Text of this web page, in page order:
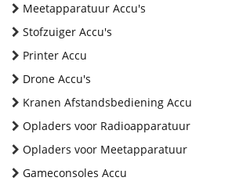
Meetapparatuur Accu's
Stofzuiger Accu's
Printer Accu
Drone Accu's
Kranen Afstandsbediening Accu
Opladers voor Radioapparatuur
Opladers voor Meetapparatuur
Gameconsoles Accu